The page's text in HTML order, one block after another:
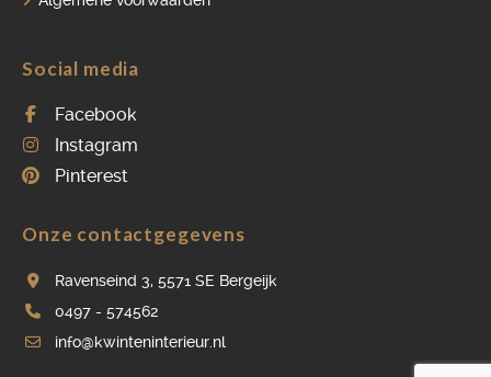
Social media
Facebook
Instagram
Pinterest
Onze contactgegevens
Ravenseind 3, 5571 SE Bergeijk
0497 - 574562
info@kwinteninterieur.nl